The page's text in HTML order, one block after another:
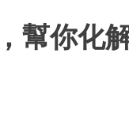
幫你化